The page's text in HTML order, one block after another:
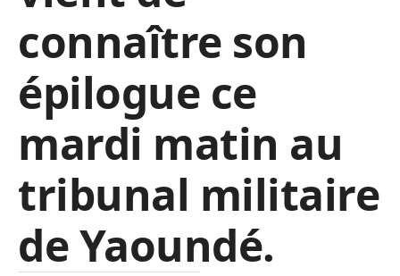
connaître son
épilogue ce
mardi matin au
tribunal militaire
de Yaoundé.